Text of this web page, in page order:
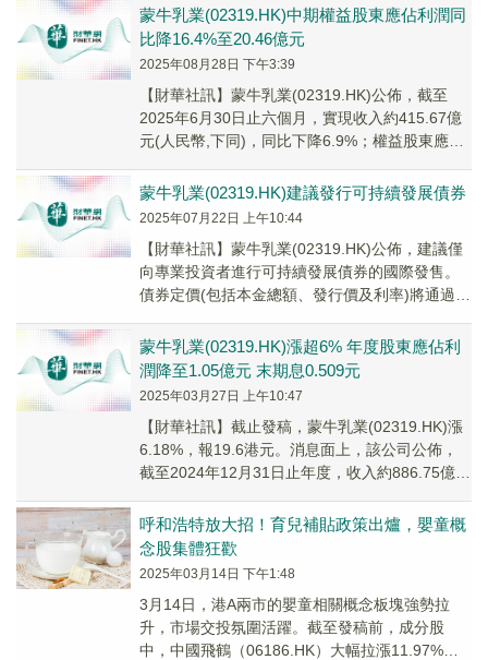
蒙牛乳業(02319.HK)中期權益股東應佔利潤同
比降16.4%至20.46億元
2025年08月28日 下午3:39
【財華社訊】蒙牛乳業(02319.HK)公佈，截至
2025年6月30日止六個月，實現收入約415.67億
元(人民幣,下同)，同比下降6.9%；權益股東應佔
蒙牛乳業(02319.HK)建議發行可持續發展債券
2025年07月22日 上午10:44
【財華社訊】蒙牛乳業(02319.HK)公佈，建議僅
向專業投資者進行可持續發展債券的國際發售。
債券定價(包括本金總額、發行價及利率)將通過聯
蒙牛乳業(02319.HK)漲超6% 年度股東應佔利
潤降至1.05億元 末期息0.509元
2025年03月27日 上午10:47
【財華社訊】截止發稿，蒙牛乳業(02319.HK)漲
6.18%，報19.6港元。消息面上，該公司公佈，
截至2024年12月31日止年度，收入約886.75億元
呼和浩特放大招！育兒補貼政策出爐，嬰童概
念股集體狂歡
2025年03月14日 下午1:48
3月14日，港A兩市的嬰童相關概念板塊強勢拉
升，市場交投氛圍活躍。截至發稿前，成分股
中，中國飛鶴（06186.HK）大幅拉漲11.97%；